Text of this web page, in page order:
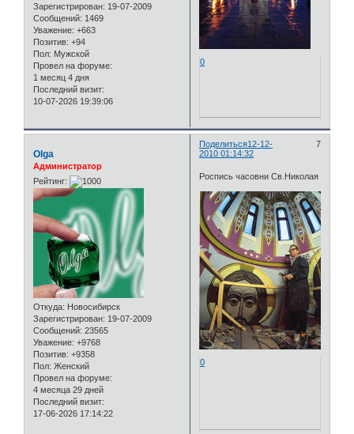
Зарегистрирован: 19-07-2009
Сообщений: 1469
Уважение: +663
Позитив: +94
Пол: Мужской
Провел на форуме:
1 месяц 4 дня
Последний визит:
10-07-2026 19:39:06
0
Поделиться 7
12-12-
2010 01:14:32
Olga
Администратор
Рейтинг:
Откуда: Новосибирск
Зарегистрирован: 19-07-2009
Сообщений: 23565
Уважение: +9768
Позитив: +9358
Пол: Женский
Провел на форуме:
4 месяца 29 дней
Последний визит:
17-06-2026 17:14:22
Роспись часовни Св.Николая
0